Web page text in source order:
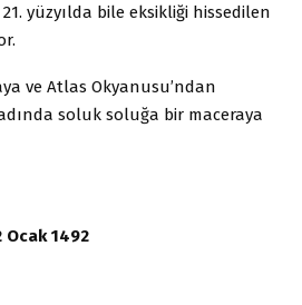
yüzyılda bile eksikliği hissedilen
ve Atlas Okyanusu’ndan
soluk soluğa bir maceraya
Ocak 1492